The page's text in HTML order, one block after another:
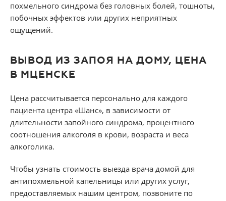
похмельного синдрома без головных болей, тошноты,
побочных эффектов или других неприятных
ощущений.
ВЫВОД ИЗ ЗАПОЯ НА ДОМУ, ЦЕНА
В МЦЕНСКЕ
Цена рассчитывается персонально для каждого
пациента центра «Шанс», в зависимости от
длительности запойного синдрома, процентного
соотношения алкоголя в крови, возраста и веса
алкоголика.
Чтобы узнать стоимость выезда врача домой для
антипохмельной капельницы или других услуг,
предоставляемых нашим центром, позвоните по